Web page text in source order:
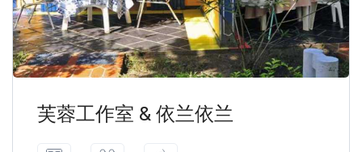
芙蓉工作室 & 依兰依兰